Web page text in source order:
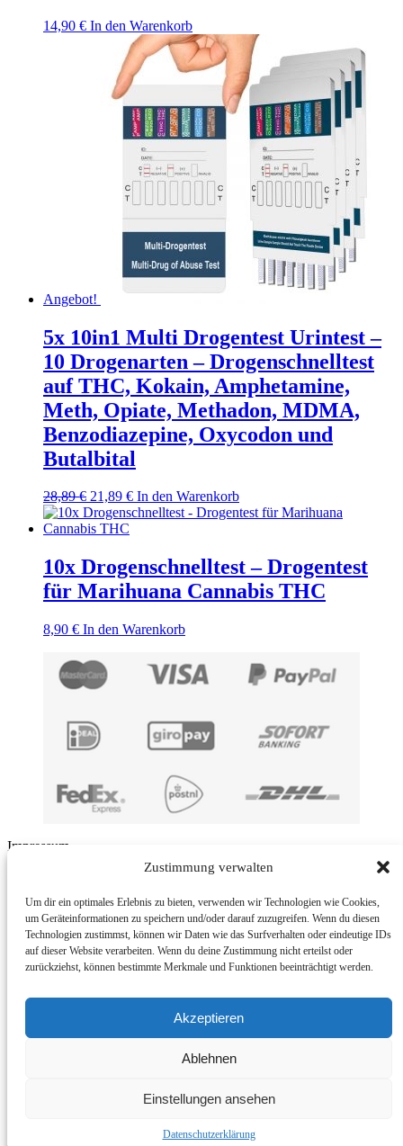
Zustimmung verwalten
Um dir ein optimales Erlebnis zu bieten, verwenden wir Technologien wie Cookies,
um Geräteinformationen zu speichern und/oder darauf zuzugreifen. Wenn du diesen
Technologien zustimmst, können wir Daten wie das Surfverhalten oder eindeutige IDs
auf dieser Website verarbeiten. Wenn du deine Zustimmung nicht erteilst oder
zurückziehst, können bestimmte Merkmale und Funktionen beeinträchtigt werden.
Akzeptieren
Ablehnen
Einstellungen ansehen
Datenschutzerklärung
14,90 € In den Warenkorb
Angebot!
5x 10in1 Multi Drogentest Urintest –
10 Drogenarten – Drogenschnelltest
auf THC, Kokain, Amphetamine,
Meth, Opiate, Methadon, MDMA,
Benzodiazepine, Oxycodon und
Butalbital
28,89€ Ursprünglicher
Preis
war:
21,89 €Aktueller
Preis
In den Warenkorb
10x Drogenschnelltest – Drogentest
für Marihuana Cannabis THC
8,90 € In den Warenkorb
Impressum
BMUT UG (haftungsbeschränkt) | An der Kolonnade 11 | 10117
E-Mail: info@bmut.de
Rückgabebedingungen
– Entworfen mit demCustomizr-Theme